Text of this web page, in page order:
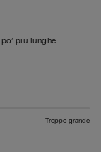
più lunghe
Troppo grande